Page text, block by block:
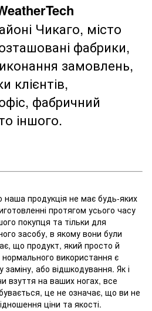
Чикаго, місто
фабрики,
замовлень,
клієнтів,
фабричний
іншого.
наша продукція не має будь-яких
протягом усього часу
покупця та тільки для
засобу, в якому вони були
що продукт, який просто й
використання є
або відшкодування. Як і
взуття на ваших ногах, все
це не означає, що ви не
ціни та якості.